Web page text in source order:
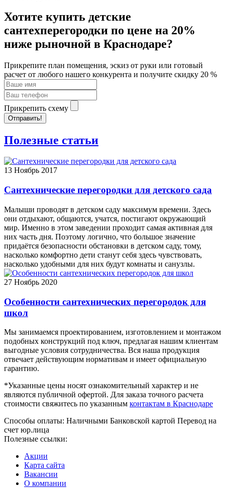
Хотите купить детские
сантехперегородки по цене на 20%
ниже рыночной в Краснодаре?
Прикрепите план помещения, эскиз от руки или готовый
расчет от любого нашего конкурента и получите скидку 20 %
Прикрепить схему
Отправить!
Полезные статьи
13 Ноябрь 2017
Сантехнические перегородки для детского сада
Малыши проводят в детском саду максимум времени. Здесь
они отдыхают, общаются, учатся, постигают окружающий
мир. Именно в этом заведении проходит самая активная для
них часть дня. Поэтому логично, что большое значение
придаётся безопасности обстановки в детском саду, тому,
насколько комфортно дети станут себя здесь чувствовать,
насколько удобными для них будут комнаты и санузлы.
27 Ноябрь 2020
Особенности сантехнических перегородок для
школ
Мы занимаемся проектированием, изготовлением и монтажом
подобных конструкций под ключ, предлагая нашим клиентам
выгодные условия сотрудничества. Вся наша продукция
отвечает действующим нормативам и имеет официальную
гарантию.
*Указанные цены носят ознакомительный характер и не
являются публичной офертой. Для заказа точного расчета
стоимости свяжитесь по указанным контактам в Краснодаре
Способы оплаты: Наличными Банковской картой Перевод на
счет юр.лица
Полезные ссылки:
Акции
Карта сайта
Вакансии
О компании